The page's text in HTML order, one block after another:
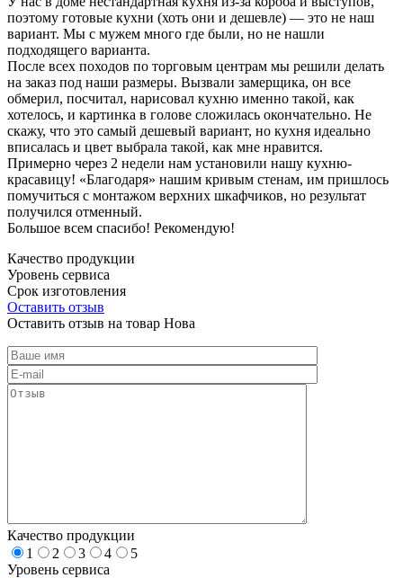
поэтому готовые кухни (хоть они и дешевле) — это не наш
вариант. Мы с мужем много где были, но не нашли
подходящего варианта.
После всех походов по торговым центрам мы решили делать
на заказ под наши размеры. Вызвали замерщика, он все
обмерил, посчитал, нарисовал кухню именно такой, как
хотелось, и картинка в голове сложилась окончательно. Не
скажу, что это самый дешевый вариант, но кухня идеально
вписалась и цвет выбрала такой, как мне нравится.
Примерно через 2 недели нам установили нашу кухню-
красавицу! «Благодаря» нашим кривым стенам, им пришлось
помучиться с монтажом верхних шкафчиков, но результат
получился отменный.
Большое всем спасибо! Рекомендую!
Качество продукции
Уровень сервиса
Срок изготовления
Оставить отзыв
Оставить отзыв на товар Нова
Качество продукции
1
2 3 4
5
Уровень сервиса